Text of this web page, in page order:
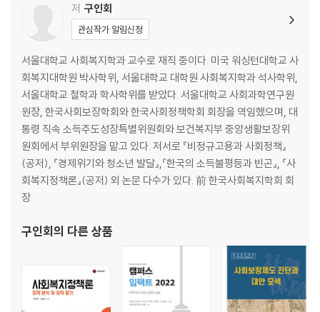
3. 공공과 민간 자원 간의 관계
4. 사회복지 공급체계의 새로운 패러다임
제8장 사회복지의 지식과 기술
1. 생태체계론
2. 사회사업의 이론과 실천기술
3. 사회복지정책 및 행정의 이론과 실천기술
제9장 사회복지의 유형과 실천방법
1. 대상체계별 유형
2. 접근방법별 유형
3. 사회정책 방법별 유형
5. 대상자 특성별 유형
7. 사회복지 유형화의 한계
제10장 사회복지실천의 이해와 쟁점1. 사회복지
저 구인회
관심작가 알림신청
서울대학교 사회복지학과 교수로 재직 중이다. 미국 워싱턴대학교 사
회복지대학원 박사학위, 서울대학교 대학원 사회복지학과 석사학위,
서울대학교 철학과 학사학위를 받았다. 서울대학교 사회과학연구원
원장, 한국사회보장학회와 한국사회정책학회 회장을 역임했으며, 대
통령 직속 소득주도성장특별위원회와 보건복지부 중앙생활보장위
원회에서 부위원장을 맡고 있다. 저서로 『비정규고용과 사회정책』
(공저), 『경제위기와 청소년 발달』,『한국의 소득불평등과 빈곤』, 『사
회복지정책론』(공저) 외 논문 다수가 있다. 前 한국사회복지학회 회
장
구인회의 다른 상품